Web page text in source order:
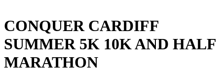
CONQUER CARDIFF
SUMMER 5K 10K AND HALF
MARATHON